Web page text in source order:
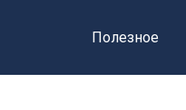
Полезное